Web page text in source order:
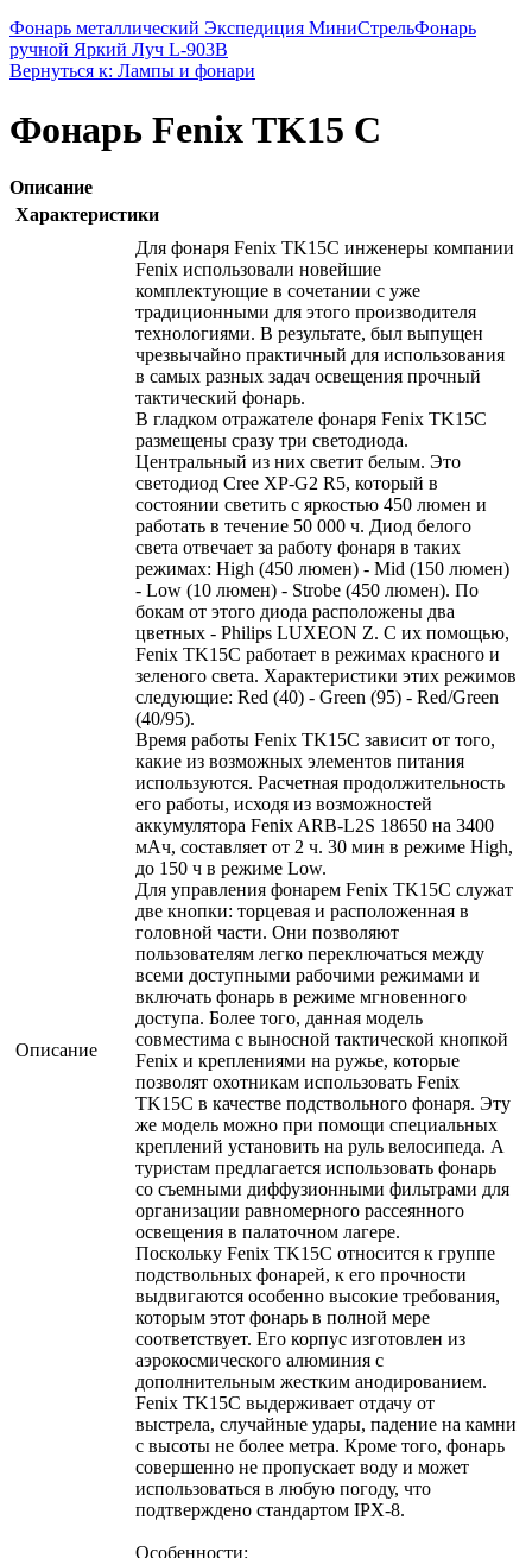
Фонарь металлический Экспедиция МиниСтрельФонарь
ручной Яркий Луч L-903B
Вернуться к: Лампы и фонари
Фонарь Fenix TK15 C
Описание
Характеристики
Описание
Для фонаря Fenix TK15C инженеры компании
Fenix использовали новейшие
комплектующие в сочетании с уже
традиционными для этого производителя
технологиями. В результате, был выпущен
чрезвычайно практичный для использования
в самых разных задач освещения прочный
тактический фонарь.
В гладком отражателе фонаря Fenix TK15C
размещены сразу три светодиода.
Центральный из них светит белым. Это
светодиод Cree XP-G2 R5, который в
состоянии светить с яркостью 450 люмен и
работать в течение 50 000 ч. Диод белого
света отвечает за работу фонаря в таких
режимах: High (450 люмен) - Mid (150 люмен)
- Low (10 люмен) - Strobe (450 люмен). По
бокам от этого диода расположены два
цветных - Philips LUXEON Z. С их помощью,
Fenix TK15C работает в режимах красного и
зеленого света. Характеристики этих режимов
следующие: Red (40) - Green (95) - Red/Green
(40/95).
Время работы Fenix TK15C зависит от того,
какие из возможных элементов питания
используются. Расчетная продолжительность
его работы, исходя из возможностей
аккумулятора Fenix ARB-L2S 18650 на 3400
мАч, составляет от 2 ч. 30 мин в режиме High,
до 150 ч в режиме Low.
Для управления фонарем Fenix TK15C служат
две кнопки: торцевая и расположенная в
головной части. Они позволяют
пользователям легко переключаться между
всеми доступными рабочими режимами и
включать фонарь в режиме мгновенного
доступа. Более того, данная модель
совместима с выносной тактической кнопкой
Fenix и креплениями на ружье, которые
позволят охотникам использовать Fenix
TK15C в качестве подствольного фонаря. Эту
же модель можно при помощи специальных
креплений установить на руль велосипеда. А
туристам предлагается использовать фонарь
со съемными диффузионными фильтрами для
организации равномерного рассеянного
освещения в палаточном лагере.
Поскольку Fenix TK15C относится к группе
подствольных фонарей, к его прочности
выдвигаются особенно высокие требования,
которым этот фонарь в полной мере
соответствует. Его корпус изготовлен из
аэрокосмического алюминия с
дополнительным жестким анодированием.
Fenix TK15C выдерживает отдачу от
выстрела, случайные удары, падение на камни
с высоты не более метра. Кроме того, фонарь
совершенно не пропускает воду и может
использоваться в любую погоду, что
подтверждено стандартом IPX-8.
Особенности: